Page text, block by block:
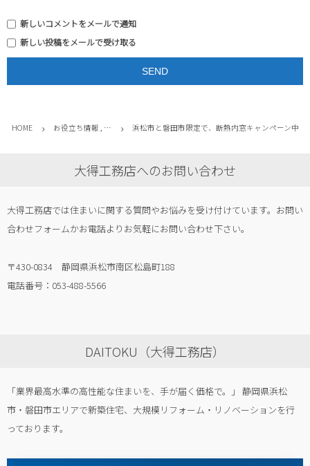
新しいコメントをメールで通知
新しい投稿をメールで受け取る
HOME お役立ち情報 , … 浜松市と磐田市限定で、断熱内窓キャンペーン中
大得工務店へのお問い合わせ
大得工務店では住まいに関する質問やお悩みを受け付けています。お問い
合わせフォームかお電話よりお気軽にお問い合わせ下さい。
〒430-0834 静岡県浜松市南区松島町188
電話番号：053-488-5566
DAITOKU（大得工務店）
「業界最高水準の高性能な住まいを、手が届く価格で。」 静岡県浜松
市・磐田市エリアで新築住宅、大規模リフォーム・リノベーションを行
っております。